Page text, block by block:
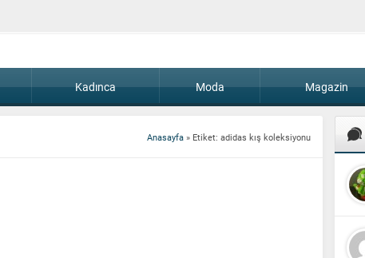
Kadınca Moda Magazin
Anasayfa » Etiket: adidas kış koleksiyonu